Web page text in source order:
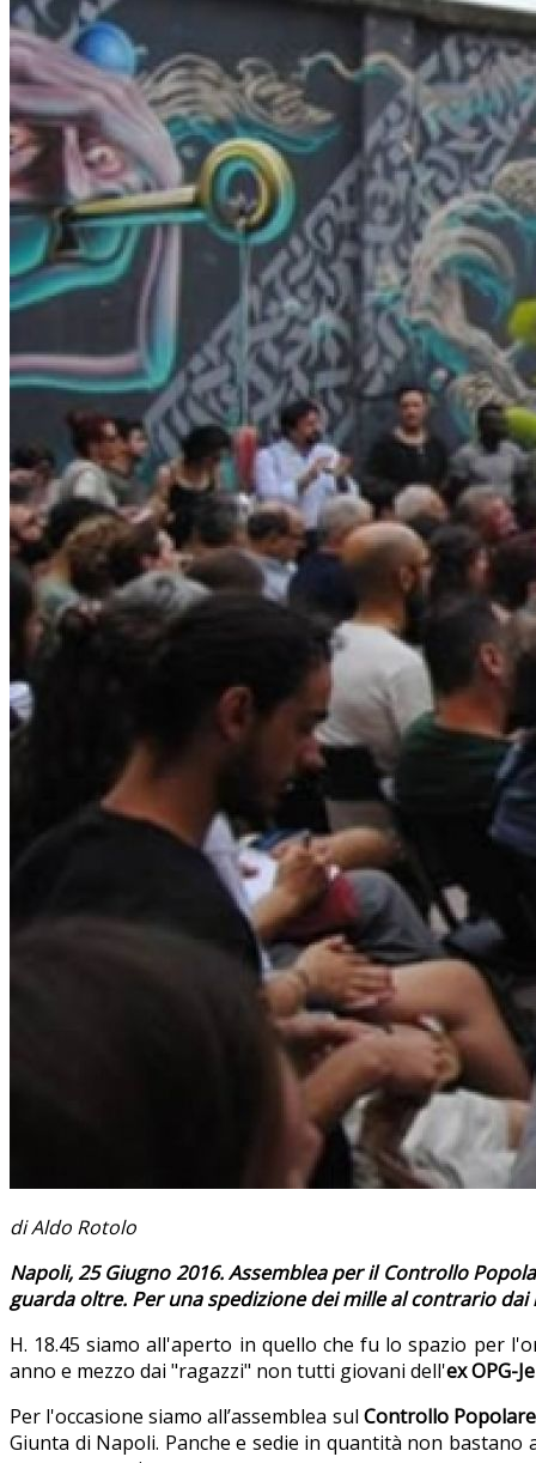
di Aldo Rotolo
Napoli, 25 Giugno 2016. Assemblea per il Controllo
guarda oltre. Per una spedizione dei mille al contrario
H. 18.45 siamo all'aperto in quello che fu lo spazio per
anno e mezzo dai "ragazzi" non tutti giovani dell'ex OPG-
Per l'occasione siamo all’assemblea sul Controllo Popolare
Giunta di Napoli. Panche e sedie in quantità non